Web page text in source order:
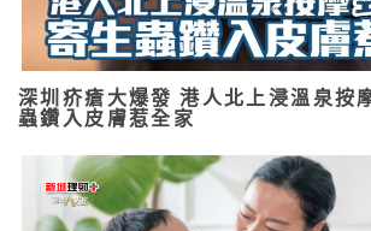
深圳疥瘡大爆發 港人北上浸溫泉按
蟲鑽入皮膚惹全家